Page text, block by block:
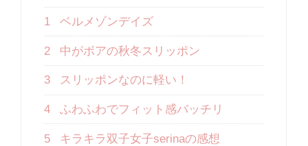
1 ベルメゾンデイズ
2 中がボアの秋冬スリッポン
3 スリッポンなのに軽い！
4 ふわふわでフィット感バッチリ
5 キラキラ双子女子serinaの感想